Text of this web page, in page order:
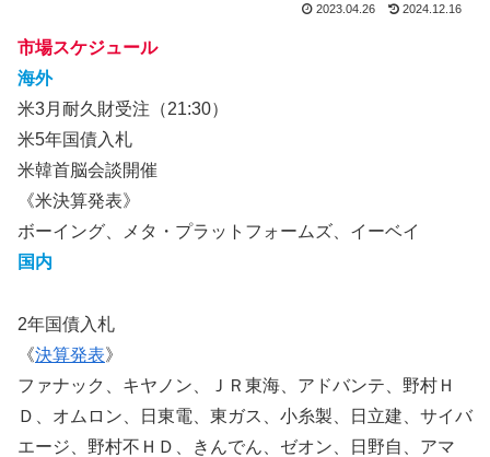
2023.04.26 2024.12.16
市場スケジュール
海外
米3月耐久財受注（21:30）
米5年国債入札
米韓首脳会談開催
《米決算発表》
ボーイング、メタ・プラットフォームズ、イーベイ
国内
2年国債入札
《決算発表》
ファナック、キヤノン、ＪＲ東海、アドバンテ、野村Ｈ
Ｄ、オムロン、日東電、東ガス、小糸製、日立建、サイバ
エージ、野村不ＨＤ、きんでん、ゼオン、日野自、アマ